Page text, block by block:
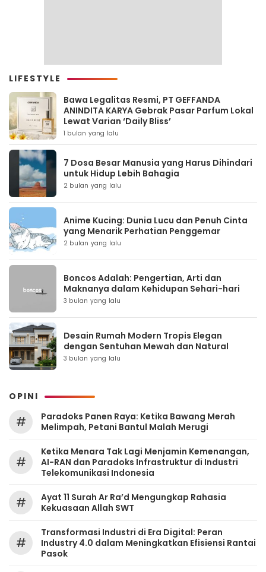
LIFESTYLE
Bawa Legalitas Resmi, PT GEFFANDA
ANINDITA KARYA Gebrak Pasar Parfum Lokal
Lewat Varian ‘Daily Bliss’
1 bulan yang lalu
7 Dosa Besar Manusia yang Harus Dihindari
untuk Hidup Lebih Bahagia
2 bulan yang lalu
Anime Kucing: Dunia Lucu dan Penuh Cinta
yang Menarik Perhatian Penggemar
2 bulan yang lalu
Boncos Adalah: Pengertian, Arti dan
Maknanya dalam Kehidupan Sehari-hari
3 bulan yang lalu
Desain Rumah Modern Tropis Elegan
dengan Sentuhan Mewah dan Natural
3 bulan yang lalu
OPINI
#
Paradoks Panen Raya: Ketika Bawang Merah
Melimpah, Petani Bantul Malah Merugi
#
Ketika Menara Tak Lagi Menjamin Kemenangan,
AI-RAN dan Paradoks Infrastruktur di Industri
Telekomunikasi Indonesia
#
Ayat 11 Surah Ar Ra’d Mengungkap Rahasia
Kekuasaan Allah SWT
#
Transformasi Industri di Era Digital: Peran
Industry 4.0 dalam Meningkatkan Efisiensi Rantai
Pasok